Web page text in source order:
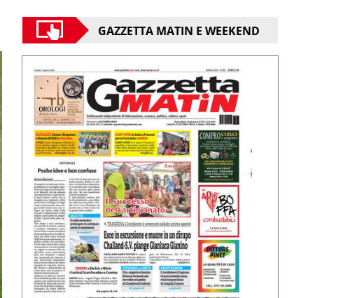
GAZZETTA MATIN E WEEKEND